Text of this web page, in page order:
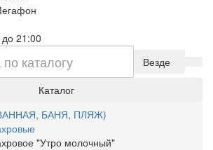
21:00
Везде
Каталог
БАНЯ, ПЛЯЖ)
"Утро молочный"